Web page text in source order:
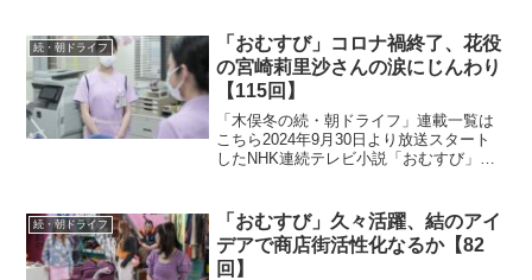
をモデルにオリジナルストーリーで描く
本作。歌って踊る...
続・朝ドライフ
「おむすび」コロナ禍終了、花役
の宮崎莉里沙さんの涙にじんわり
【115回】
「木俣冬の続・朝ドライフ」連載一覧は
こちら2024年9月30日より放送スタート
したNHK連続テレビ小説「おむすび」。
岡・糸島で両親や祖父母と共に暮らして
いた...
続・朝ドライフ
「おむすび」久々活躍、結のアイ
デアで商店街活性化なるか【82
回】